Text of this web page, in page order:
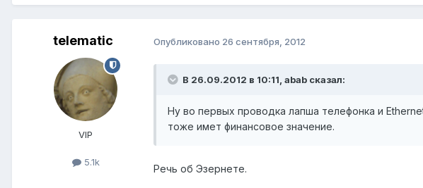
telematic
VIP
5.1k
Опубликовано 26 сентября, 2012
В 26.09.2012 в 10:11, abab сказал:
Ну во первых проводка лапша телефонка и
тоже имет финансовое значение.
Речь об Эзернете.